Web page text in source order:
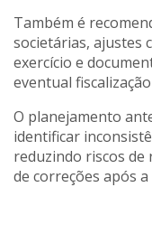
Também é
societárias, ajustes
exercício e
eventual
O planejamento
identificar
reduzindo riscos de
de correções após